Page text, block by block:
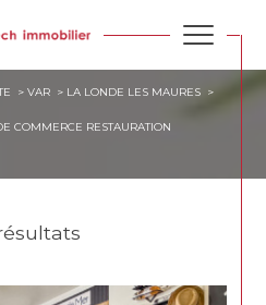
VAR
LA LONDE LES MAURES
COMMERCE RESTAURATION